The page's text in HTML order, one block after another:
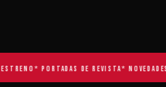
* PORTADAS DE REVISTA * NOVEDADES